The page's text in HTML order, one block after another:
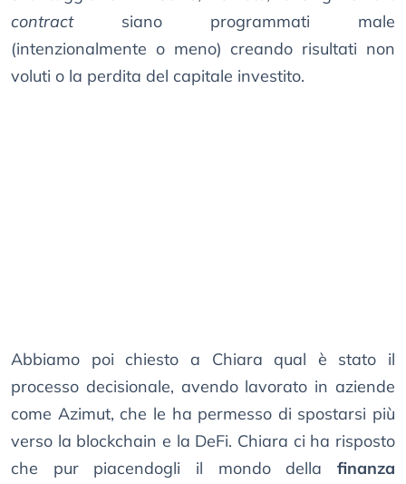
contractsiano programmati male
(intenzionalmente o meno) creando risultati non
voluti o la perdita del capitale investito.
Abbiamo poi chiesto a Chiara qual è stato il
processo decisionale, avendo lavorato in aziende
come Azimut, che le ha permesso di spostarsi più
verso la blockchain e la DeFi. Chiara ci ha risposto
che pur piacendogli il mondo della finanza